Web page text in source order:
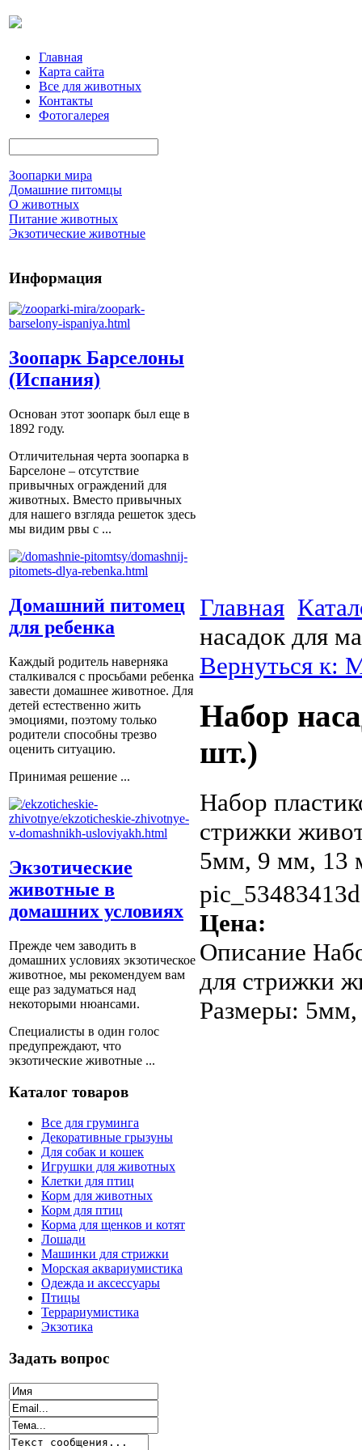
Главная
Карта сайта
Все для животных
Контакты
Фотогалерея
Зоопарки мира
Домашние питомцы
О животных
Питание животных
Экзотические животные
Информация
Зоопарк Барселоны
(Испания)
Основан этот зоопарк был еще в
1892 году.
Отличительная черта зоопарка в
Барселоне – отсутствие
привычных ограждений для
животных. Вместо привычных
для нашего взгляда решеток здесь
мы видим рвы с ...
Домашний питомец
для ребенка
Каждый родитель наверняка
сталкивался с просьбами ребенка
завести домашнее животное. Для
детей естественно жить
эмоциями, поэтому только
родители способны трезво
оценить ситуацию.
Принимая решение ...
Экзотические
животные в
домашних условиях
Прежде чем заводить в
домашних условиях экзотическое
животное, мы рекомендуем вам
еще раз задуматься над
некоторыми нюансами.
Специалисты в один голос
предупреждают, что
экзотические животные ...
Каталог товаров
Все для груминга
Декоративные грызуны
Для собак и кошек
Игрушки для животных
Клетки для птиц
Корм для животных
Корм для птиц
Корма для щенков и котят
Лошади
Машинки для стрижки
Морская аквариумистика
Одежда и аксессуары
Птицы
Террариумистика
Экзотика
Задать вопрос
Главная
насадок для
Вернуться к:
Набор
шт.)
Набор
стрижки
5мм, 9 мм, 13
Цена:
Описание
для стрижки
Размеры: